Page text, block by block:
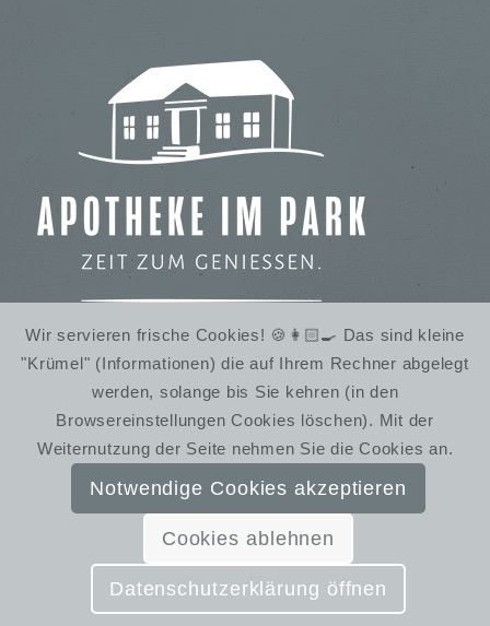
IMBISS IM STADTPARK
Wir servieren frische Cookies! 🍪👩🏻‍🍳 Das sind kleine
"Krümel" (Informationen) die auf Ihrem Rechner abgelegt
werden, solange bis Sie kehren (in den
Browsereinstellungen Cookies löschen). Mit der
Weiternutzung der Seite nehmen Sie die Cookies an.
Notwendige Cookies akzeptieren
Cookies ablehnen
Datenschutzerklärung öffnen